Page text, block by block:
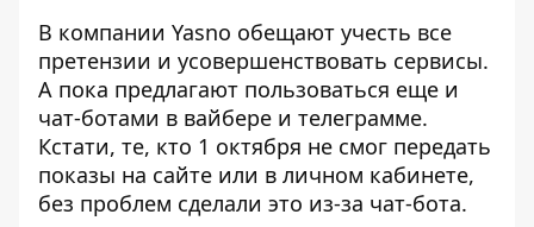
В компании Yasno обещают учесть все
претензии и усовершенствовать сервисы.
А пока предлагают пользоваться еще и
чат-ботами в вайбере и телеграмме.
Кстати, те, кто 1 октября не смог передать
показы на сайте или в личном кабинете,
без проблем сделали это из-за чат-бота.